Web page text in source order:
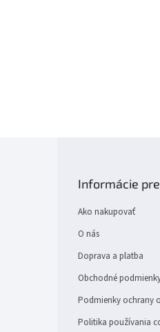
Informácie
Ako nakupovať
O nás
Doprava a platba
Obchodné
Podmienky ochrany
Politika používania